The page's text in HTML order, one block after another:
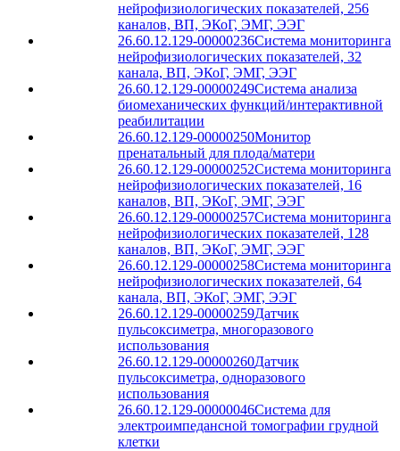
нейрофизиологических показателей, 256
каналов, ВП, ЭКоГ, ЭМГ, ЭЭГ
26.60.12.129-00000236Система мониторинга
нейрофизиологических показателей, 32
канала, ВП, ЭКоГ, ЭМГ, ЭЭГ
26.60.12.129-00000249Система анализа
биомеханических функций/интерактивной
реабилитации
26.60.12.129-00000250Монитор
пренатальный для плода/матери
26.60.12.129-00000252Система мониторинга
нейрофизиологических показателей, 16
каналов, ВП, ЭКоГ, ЭМГ, ЭЭГ
26.60.12.129-00000257Система мониторинга
нейрофизиологических показателей, 128
каналов, ВП, ЭКоГ, ЭМГ, ЭЭГ
26.60.12.129-00000258Система мониторинга
нейрофизиологических показателей, 64
канала, ВП, ЭКоГ, ЭМГ, ЭЭГ
26.60.12.129-00000259Датчик
пульсоксиметра, многоразового
использования
26.60.12.129-00000260Датчик
пульсоксиметра, одноразового
использования
26.60.12.129-00000046Система для
электроимпедансной томографии грудной
клетки